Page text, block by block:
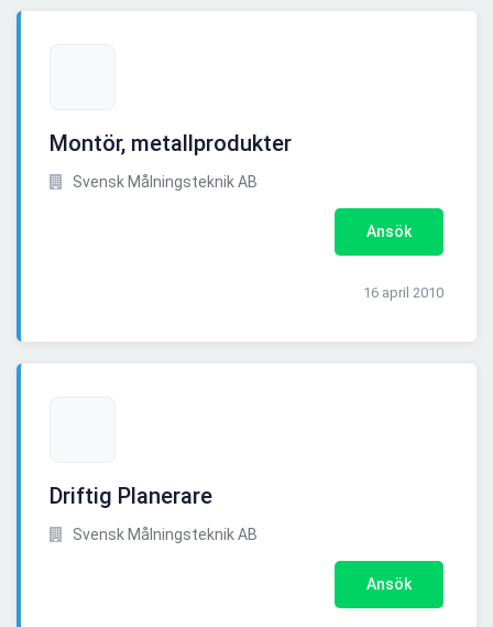
Montör, metallprodukter
Svensk Målningsteknik AB
Ansök
16 april 2010
Driftig Planerare
Svensk Målningsteknik AB
Ansök